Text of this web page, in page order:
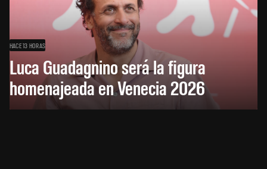
HACE 13 HORAS
Luca Guadagnino será la figura
homenajeada en Venecia 2026